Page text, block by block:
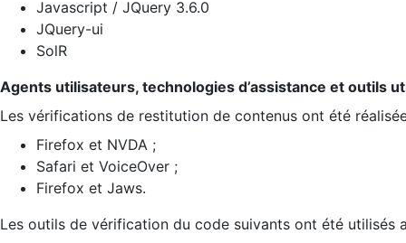
Javascript / JQuery 3.6.0
JQuery-ui
SolR
Agents utilisateurs, technologies d’assistance et outils
Les vérifications de restitution de contenus ont été
Firefox et NVDA ;
Safari et VoiceOver ;
Firefox et Jaws.
Les outils de vérification du code suivants ont été utilisés